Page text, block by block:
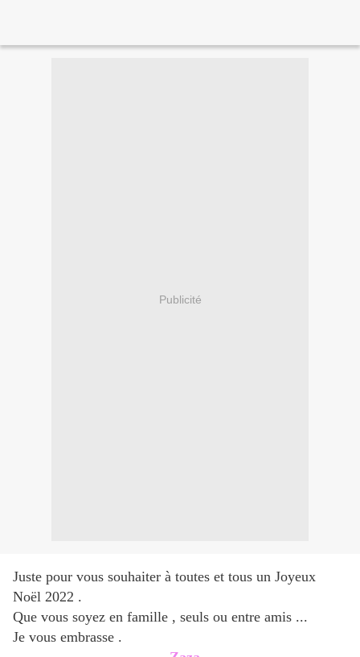
Publicité
Juste pour vous souhaiter à toutes et tous un Joyeux
Noël 2022 .
Que vous soyez en famille , seuls ou entre amis ...
Je vous embrasse .